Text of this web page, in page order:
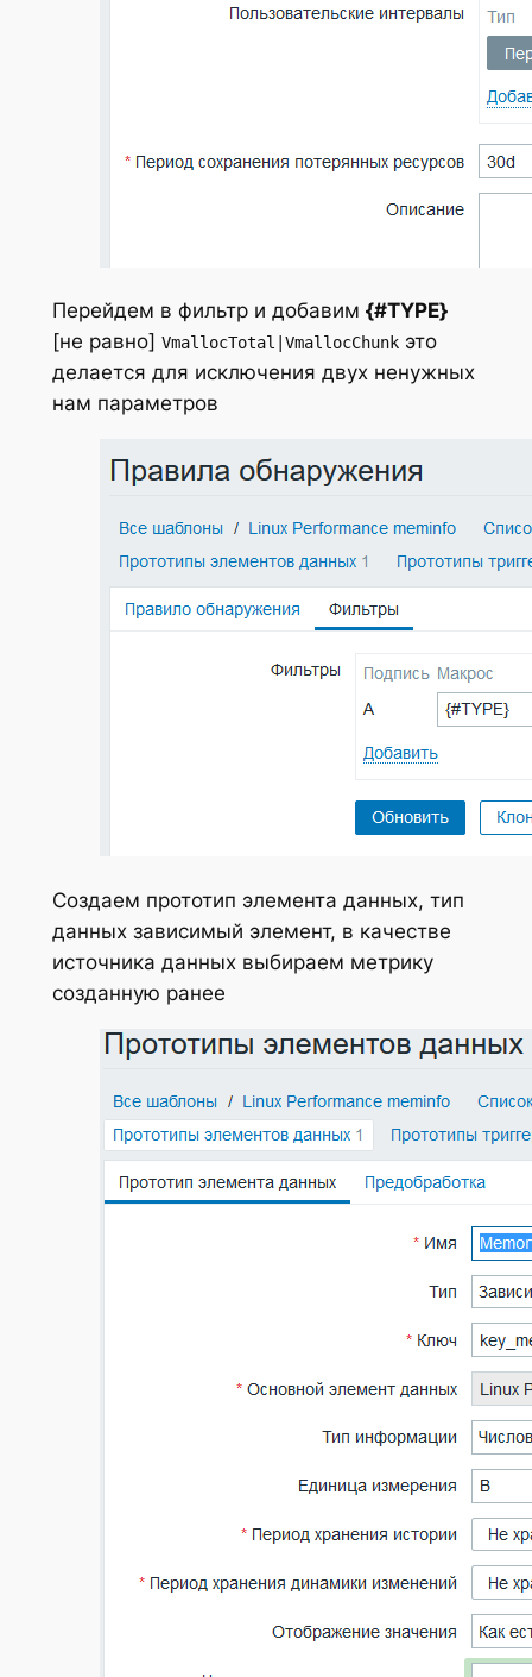
Перейдем в фильтр и добавим {#TYPE}
[не равно] VmallocTotal|VmallocChunkэто
делается для исключения двух ненужных
нам параметров
Создаем прототип элемента данных, тип
данных зависимый элемент, в качестве
источника данных выбираем метрику
созданную ранее